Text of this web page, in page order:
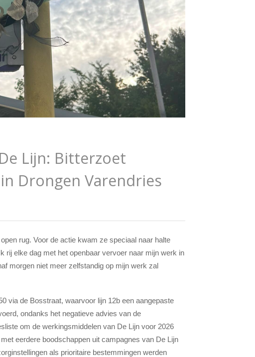
Lijn: Bitterzoet
Drongen Varendries
rug. Voor de actie kwam ze speciaal naar halte
rij elke dag met het openbaar vervoer naar mijn werk in
morgen niet meer zelfstandig op mijn werk zal
via de Bosstraat, waarvoor lijn 12b een aangepaste
ondanks het negatieve advies van de
om de werkingsmiddelen van De Lijn voor 2026
eerdere boodschappen uit campagnes van De Lijn
als prioritaire bestemmingen werden